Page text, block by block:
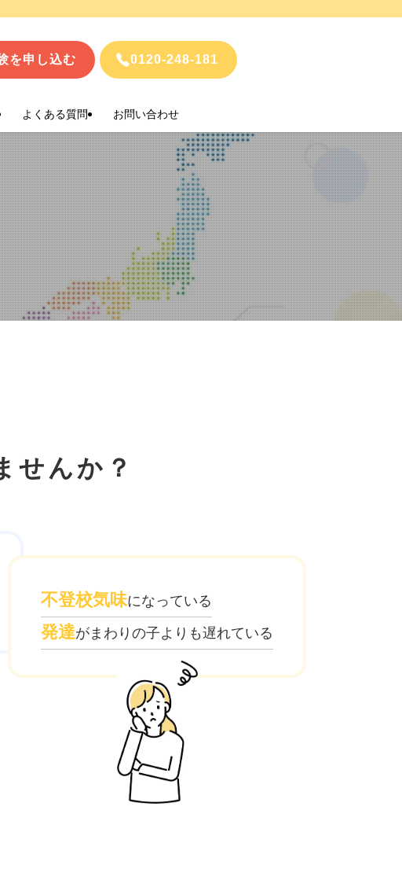
よくある質問 お問い合わせ
を申し込む 0120-248-181
せんか？
不登校気味になっている
発達がまわりの子よりも遅れている